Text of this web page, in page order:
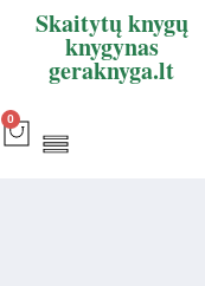
Skaitytų knygų
knygynas
geraknyga.lt
0